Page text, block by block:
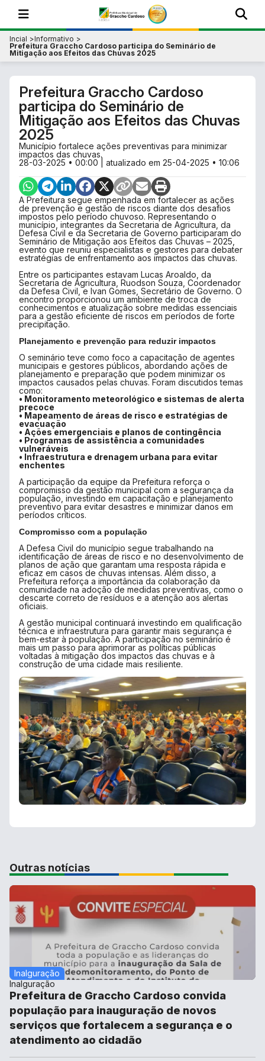
Incial
Informativo
Prefeitura Graccho Cardoso participa do Seminário de
Mitigação aos Efeitos das Chuvas 2025
Prefeitura Graccho Cardoso
participa do Seminário de
Mitigação aos Efeitos das Chuvas
2025
Município fortalece ações preventivas para minimizar
impactos das chuvas.
28-03-2025 • 00:00 | atualizado em 25-04-2025 • 10:06
A Prefeitura segue empenhada em fortalecer as ações
de prevenção e gestão de riscos diante dos desafios
impostos pelo período chuvoso. Representando o
município, integrantes da Secretaria de Agricultura, da
Defesa Civil e da Secretaria de Governo participaram do
Seminário de Mitigação aos Efeitos das Chuvas – 2025,
evento que reuniu especialistas e gestores para debater
estratégias de enfrentamento aos impactos das chuvas.
Entre os participantes estavam Lucas Aroaldo, da
Secretaria de Agricultura, Ruodson Souza, Coordenador
da Defesa Civil, e Ivan Gomes, Secretário de Governo. O
encontro proporcionou um ambiente de troca de
conhecimentos e atualização sobre medidas essenciais
para a gestão eficiente de riscos em períodos de forte
precipitação.
Planejamento e prevenção para reduzir impactos
O seminário teve como foco a capacitação de agentes
municipais e gestores públicos, abordando ações de
planejamento e preparação que podem minimizar os
impactos causados pelas chuvas. Foram discutidos temas
como:
• Monitoramento meteorológico e sistemas de alerta
precoce
• Mapeamento de áreas de risco e estratégias de
evacuação
• Ações emergenciais e planos de contingência
• Programas de assistência a comunidades
vulneráveis
• Infraestrutura e drenagem urbana para evitar
enchentes
A participação da equipe da Prefeitura reforça o
compromisso da gestão municipal com a segurança da
população, investindo em capacitação e planejamento
preventivo para evitar desastres e minimizar danos em
períodos críticos.
Compromisso com a população
A Defesa Civil do município segue trabalhando na
identificação de áreas de risco e no desenvolvimento de
planos de ação que garantam uma resposta rápida e
eficaz em casos de chuvas intensas. Além disso, a
Prefeitura reforça a importância da colaboração da
comunidade na adoção de medidas preventivas, como o
descarte correto de resíduos e a atenção aos alertas
oficiais.
A gestão municipal continuará investindo em qualificação
técnica e infraestrutura para garantir mais segurança e
bem-estar à população. A participação no seminário é
mais um passo para aprimorar as políticas públicas
voltadas à mitigação dos impactos das chuvas e à
construção de uma cidade mais resiliente.
Outras notícias
Inalguração
Inalguração
Prefeitura de Graccho Cardoso convida
população para inauguração de novos
serviços que fortalecem a segurança e o
atendimento ao cidadão